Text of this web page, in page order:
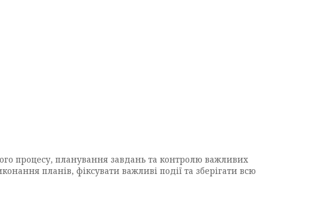
процесу, планування завдань та контролю важливих
планів, фіксувати важливі події та зберігати всю